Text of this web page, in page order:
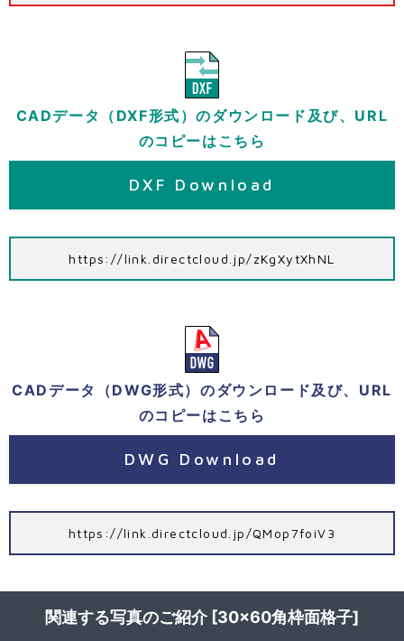
CADデータ（DXF形式）のダウンロード及び、URL
のコピーはこちら
DXF Download
https://link.directcloud.jp/zKgXytXhNL
CADデータ（DWG形式）のダウンロード及び、URL
のコピーはこちら
DWG Download
https://link.directcloud.jp/QMop7foiV3
関連する写真のご紹介 [30×60角枠面格子]